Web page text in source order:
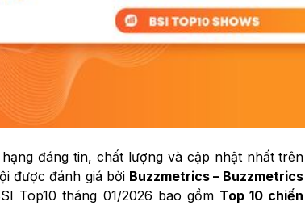
đáng tin, chất lượng và cập nhật nhất trên
được đánh giá bởi Buzzmetrics – Buzzmetrics
Top10 tháng 01/2026 bao gồm Top 10 chiến